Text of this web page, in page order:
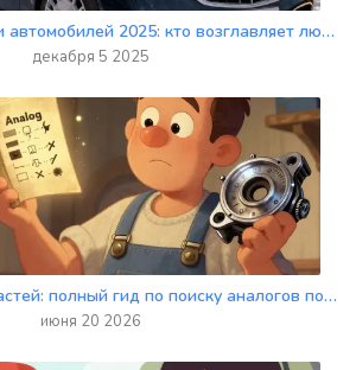
Премиальные марки автомобилей 2025: кто возглавляет люксовый сегмент
декабря 5 2025
Кросс-номера запчастей: полный гид по поиску аналогов по артикулам
июня 20 2026